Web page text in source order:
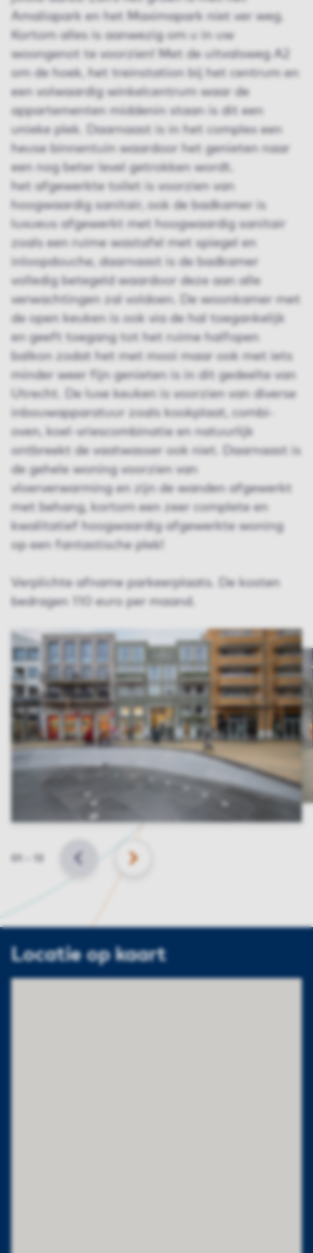
Amaliapark en het Maximapark niet ver weg.
Kortom alles is aanwezig om u in uw
woongenot te voorzien! Met de uitvalsweg A2
om de hoek, het treinstation bij het centrum en
een volwaardig winkelcentrum waar de
appartementen middenin staan is dit een
unieke plek. Daarnaast is in het complex een
heuse binnentuin waardoor het genieten naar
een nog beter level getrokken wordt.
het afgewerkte toilet is voorzien van
hoogwaardig sanitair, ook de badkamer is
luxueus afgewerkt met hoogwaardig sanitair
zoals een ruime wastafel met spiegel en
inloopdouche, daarnaast is de badkamer
volledig betegeld waardoor deze aan alle
verwachtingen zal voldoen. De woonkamer met
de open keuken is ook via de hal toegankelijk
en geeft toegang tot het ruime halfopen
balkon zodat het met mooi maar ook met iets
minder weer fijn genieten is in dit gedeelte van
Utrecht. De luxe keuken is voorzien van diverse
inbouwapparatuur zoals kookplaat, combi-
oven, koel-vriescombinatie en natuurlijk
ontbreekt de vaatwasser ook niet. Daarnaast is
de gehele woning voorzien van
vloerverwarming en zijn de wanden afgewerkt
met behang, kortom een zeer complete en
kwalitatief hoogwaardig afgewerkte woning
op een fantastische plek!
Verplichte afname parkeerplaats. De kosten
bedragen 110 euro per maand.
Slide
VORIGE VOLGENDE
Locatie op kaart